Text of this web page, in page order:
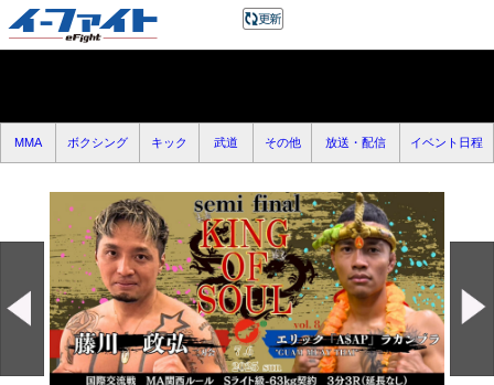
MMA ボクシング キック 武道 その他 放送・配信 イベント日程